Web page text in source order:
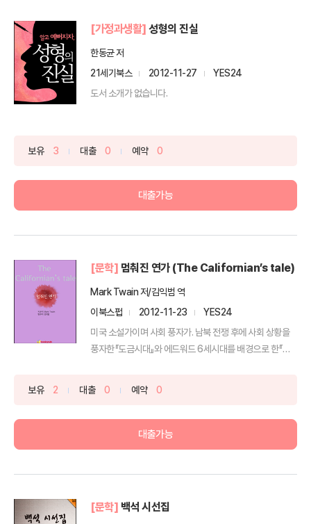
[가정과생활] 성형의 진실
한동균 저
21세기북스
2012-11-27
YES24
도서 소개가 없습니다.
보유 3 대출 0 예약 0
대출가능
[문학] 멈춰진 연가 (The Californian’s tale)
Mark Twain 저/김익범 역
이북스펍
2012-11-23
YES24
미국 소설가이며 사회 풍자가. 남북 전쟁 후에 사회 상황을
풍자한『도금시대』와 에드워드 6세시대를 배경으로 한『왕
보유 2 대출 0 예약 0
대출가능
[문학] 백석 시선집